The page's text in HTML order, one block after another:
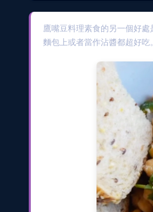
鷹嘴豆料理素食的另一個好
麵包上或者當作沾醬都超好吃